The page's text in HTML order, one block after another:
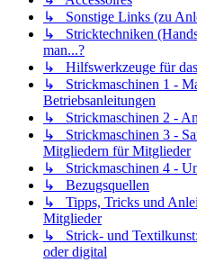
↳ Sonstige Links (zu
↳ Stricktechniken
man...?
↳ Hilfswerkzeuge für
↳ Strickmaschinen 1 -
Betriebsanleitungen
↳ Strickmaschinen 2 -
↳ Strickmaschinen 3 -
Mitgliedern für Mitglieder
↳ Strickmaschinen 4 -
↳ Bezugsquellen
↳ Tipps, Tricks und
Mitglieder
↳ Strick- und Textilkunst:
oder digital